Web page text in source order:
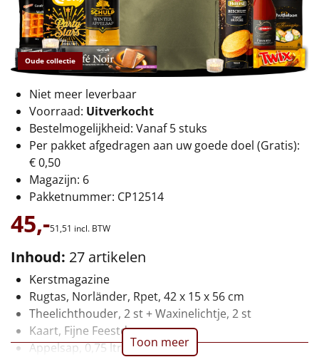
€75 tot €100
€100 en hoger
Alle kerstpakketten 2026
Thema
Origineel
Rituals
Luxe
Mannen
Vrouwen
Duurzaam
Leuke
Oude collectie
Niet meer leverbaar
Voorraad: Uitverkocht
Bestelmogelijkheid: Vanaf 5 stuks
Per pakket afgedragen aan uw goede doel (Gratis):
€ 0,50
Magazijn: 6
Pakketnummer: CP12514
45,-51,51 incl. BTW
Inhoud: 27 artikelen
Kerstmagazine
Rugtas, Norländer, Rpet, 42 x 15 x 56 cm
Theelichthouder, 2 st + Waxinelichtje, 2 st
Kaart, Fijne Feestdagen
Appelsap, 0,75 ltr Toon meer